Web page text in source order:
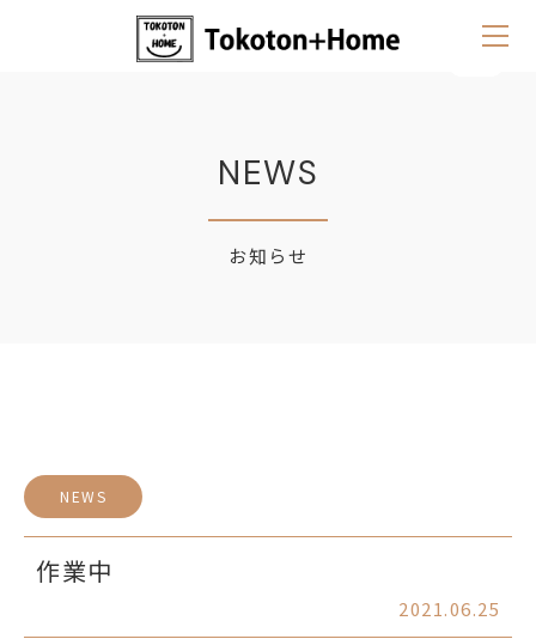
NEWS
お知らせ
NEWS
作業中
2021.06.25